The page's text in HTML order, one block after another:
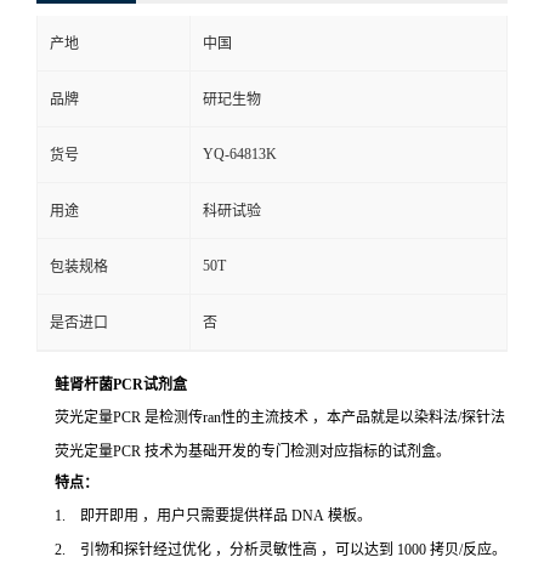
产地 中国
品牌 研玘生物
货号 YQ-64813K
用途 科研试验
包装规格 50T
是否进口 否
鲑肾杆菌PCR试剂盒
荧光定量PCR 是检测传ran性的主流技术 ，本产品就是以染料法/探针法
荧光定量PCR 技术为基础开发的专门检测对应指标的试剂盒。
特点：
1. 即开即用 ，用户只需要提供样品 DNA 模板。
2. 引物和探针经过优化 ，分析灵敏性高 ，可以达到 1000 拷贝/反应。